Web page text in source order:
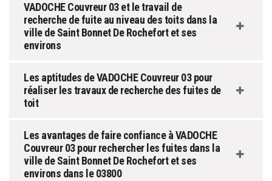
VADOCHE Couvreur 03 et le travail de
recherche de fuite au niveau des toits dans la
ville de Saint Bonnet De Rochefort et ses
environs
Les aptitudes de VADOCHE Couvreur 03 pour
réaliser les travaux de recherche des fuites de
toit
Les avantages de faire confiance à VADOCHE
Couvreur 03 pour rechercher les fuites dans la
ville de Saint Bonnet De Rochefort et ses
environs dans le 03800